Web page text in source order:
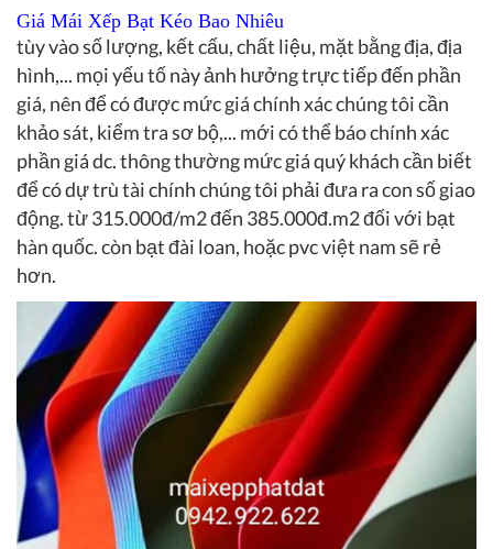
Giá Mái Xếp Bạt Kéo Bao Nhiêu
tùy vào số lượng, kết cấu, chất liệu, mặt bằng địa, địa
hình,... mọi yếu tố này ảnh hưởng trực tiếp đến phần
giá, nên để có được mức giá chính xác chúng tôi cần
khảo sát, kiểm tra sơ bộ,... mới có thể báo chính xác
phần giá dc. thông thường mức giá quý khách cần biết
để có dự trù tài chính chúng tôi phải đưa ra con số giao
động. từ 315.000đ/m2 đến 385.000đ.m2 đối với bạt
hàn quốc. còn bạt đài loan, hoặc pvc việt nam sẽ rẻ
hơn.